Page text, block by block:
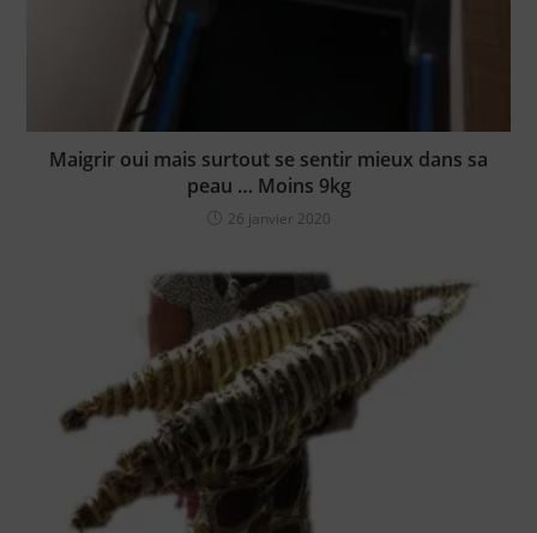
Maigrir oui mais surtout se sentir mieux dans sa
peau … Moins 9kg
26 janvier 2020